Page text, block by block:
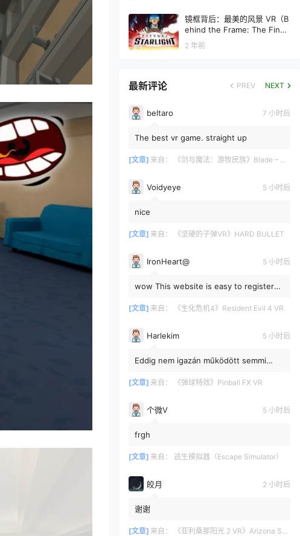
镜框背后：最美的风景 VR（B
ehind the Frame: The Fines
t Scenery VR）
2 年前
最新评论 PREV NEXT
beltaro 7 小时后
The best vr game. straight up
[文章] 来自： 《剑与魔法：游牧民族》Blade – Sorcery: Nomad
Voidyeye 5 小时后
nice
[文章] 来自： 《坚硬的子弹VR》HARD BULLET
IronHeart@ 5 小时后
wow This website is easy to register
know about it?
[文章] 来自： 《生化危机4》Resident Evil 4 VR
Harlekim 5 小时后
Eddig nem igazán működött semmi
[文章] 来自： 《弹球特效》Pinball FX VR
个微V 5 小时后
frgh
[文章] 来自： 逃生模拟器（Escape Simulator）
皎月 2 小时后
谢谢
[文章] 来自： 《亚利桑那阳光 2 VR》Arizona Sunshine? 2